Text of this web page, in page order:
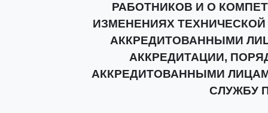
РАБОТНИКОВ И О
ИЗМЕНЕНИЯХ
АККРЕДИТОВАННЫМИ
АККРЕДИТАЦИИ,
АККРЕДИТОВАННЫМИ
СЛУЖБУ